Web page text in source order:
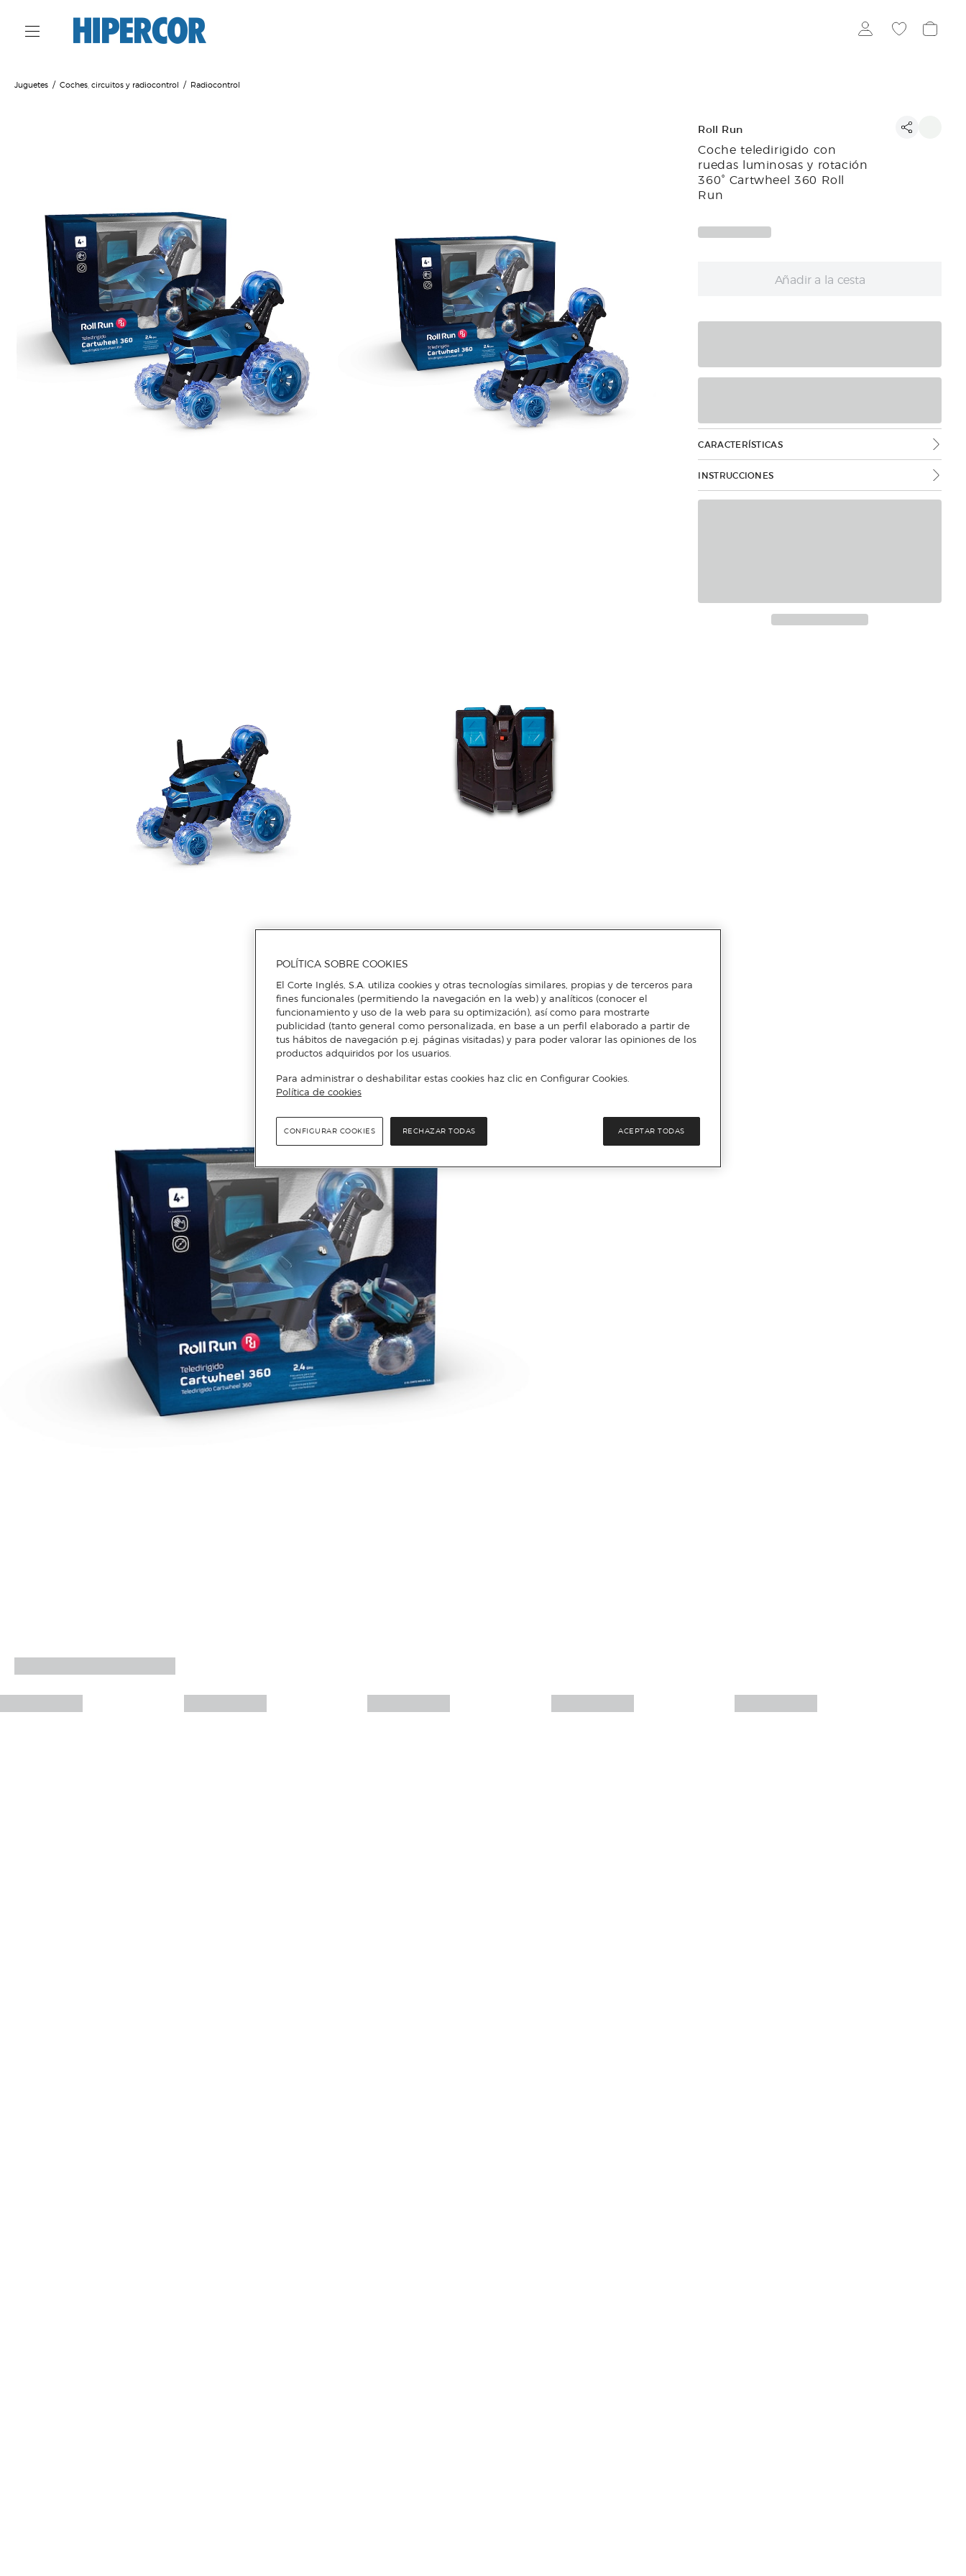
Juguetes Coches, circuitos y radiocontrol Radiocontrol
Roll Run
Coche teledirigido con
ruedas luminosas y rotación
360° Cartwheel 360 Roll
Run
Añadir a la cesta
CARACTERÍSTICAS
INSTRUCCIONES
POLÍTICA SOBRE COOKIES
El Corte Inglés, S.A. utiliza cookies y otras tecnologías similares, propias y de terceros para
fines funcionales (permitiendo la navegación en la web) y analíticos (conocer el
funcionamiento y uso de la web para su optimización), así como para mostrarte
publicidad (tanto general como personalizada, en base a un perfil elaborado a partir de
tus hábitos de navegación p.ej. páginas visitadas) y para poder valorar las opiniones de los
productos adquiridos por los usuarios.
Para administrar o deshabilitar estas cookies haz clic en Configurar Cookies.
Política de cookies
RECHAZAR TODAS ACEPTAR TODAS
CONFIGURAR COOKIES